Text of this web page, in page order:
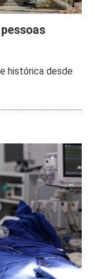
histórica desde